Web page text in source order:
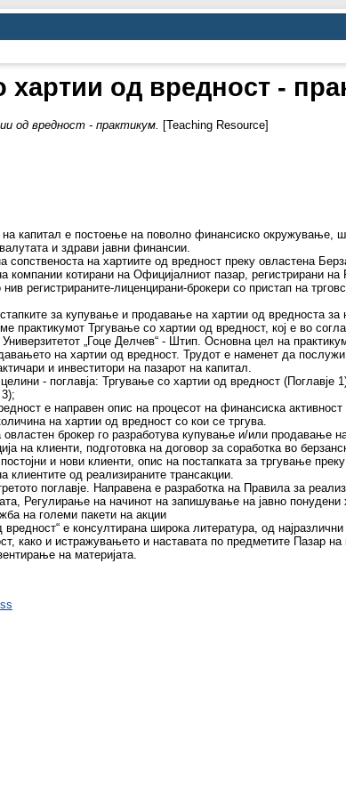
хартии од вредност -
од вредност - практикум.
[Teaching Resource]
капитал е постоење на поволно финансиско окружување,
и здрави јавни финансии.
на хартиите од вредност преку овластена
котирани на Официјалниот пазар, регистрирани на
регистрираните-лиценцирани-брокери со пристап на
за купување и продавање на хартии од вредноста
практикумот Тргување со хартии од вредност, кој е во
„Гоце Делчев“ - Штип. Основна цел на
на хартии од вредност. Трудот е наменет да
и инвеститори на пазарот на капитал.
- поглавја: Тргување со хартии од вредност (Поглавје
е направен опис на процесот на финансиска активност
на хартии од вредност со кои се тргува.
брокер го разработува купување и/или продавање
на клиенти, подготовка на договор за соработка во
и нови клиенти, опис на постапката за тргување
клиентите од реализираните трансакции.
поглавје. Направена е разработка на Правила за
Регулирање на начинот на запишување на јавно
на големи пакети на акции
е консултирана широка литература, од
како и истражувањето и наставата по предметите Пазар
на материјата.